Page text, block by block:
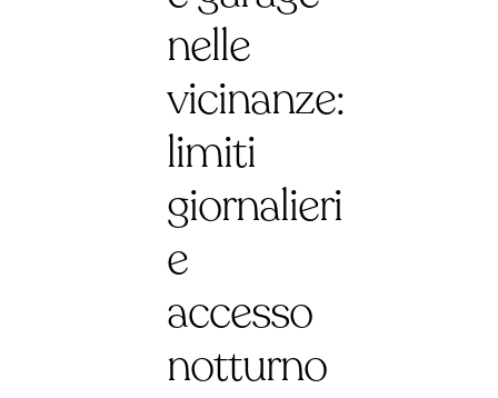
nelle
vicinanze:
limiti
giornalieri
e
accesso
notturno